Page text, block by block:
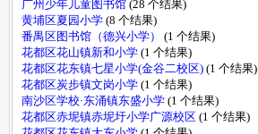
广州少年儿童图书馆 (28 个结果)
黄埔区夏园小学 (8 个结果)
番禺区图书馆（德兴小学） (1 个结果)
花都区花山镇新和小学 (1 个结果)
花都区花东镇七星小学(金谷二校区) (1 个结果)
花都区炭步镇文岗小学 (1 个结果)
南沙区学校·东涌镇东盛小学 (1 个结果)
花都区赤坭镇赤坭圩小学广源校区 (1 个结果)